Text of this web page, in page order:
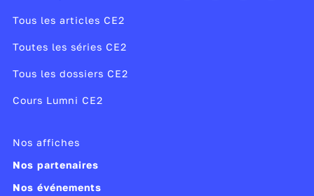
Tous les articles CE2
Toutes les séries CE2
Tous les dossiers CE2
Cours Lumni CE2
Nos affiches
Nos partenaires
Nos événements